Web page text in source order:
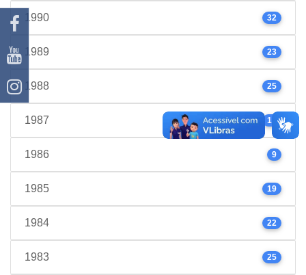
1990 32
1989 23
1988 25
1987 17
1986 9
1985 19
1984 22
1983 25